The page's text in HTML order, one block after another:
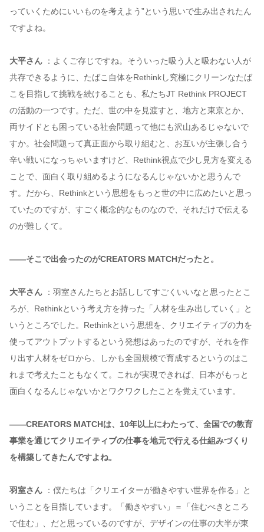
っていくためにいいものを考えよう”という思いで生み出されたん
ですよね。
大平さん
：よくご存じですね。そういった吸う人と吸わない人が
共存できるように、たばこ自体をRethinkし究極にクリーンなたば
こを目指して挑戦を続けることも、私たちJT Rethink PROJECT
の活動の一つです。ただ、世の中を見渡すと、地方と東京とか、
両サイドとも困っている社会問題って他にも沢山あるじゃないで
すか。社会問題って真正面から取り組むと、お互いが主張し合う
辛い戦いになっちゃいますけど、Rethink視点で少し見方を変える
ことで、面白く取り組めるようになるんじゃないかと思うんで
す。だから、Rethinkという思想をもっと世の中に広めたいと思っ
ていたのですが、すごく概念的なものなので、それだけで伝える
のが難しくて。
——そこで出会ったのがCREATORS MATCHだったと。
大平さん
：羽室さんたちとお話ししてすごくいいなと思ったとこ
ろが、Rethinkという考え方を持った「人材を生み出していく」と
いうところでした。Rethinkという思想を、クリエイティブの力を
使ってアウトプットするという発想はあったのですが、それを作
り出す人材をゼロから、しかも全国規模で育成するというのはこ
れまで考えたこともなくて。これが実現できれば、日本がもっと
面白くなるんじゃないかとワクワクしたことを覚えています。
——CREATORS MATCHは、10年以上にわたって、全国での教育
事業を通じてクリエイティブの仕事を地元で行える仕組みづくり
を構築してきたんですよね。
羽室さん
：僕たちは「クリエイターが働きやすい世界を作る」と
いうことを目指しています。「働きやすい」＝「住むべきところ
で住む」、だと思っているのですが、デザインの仕事の大半が東